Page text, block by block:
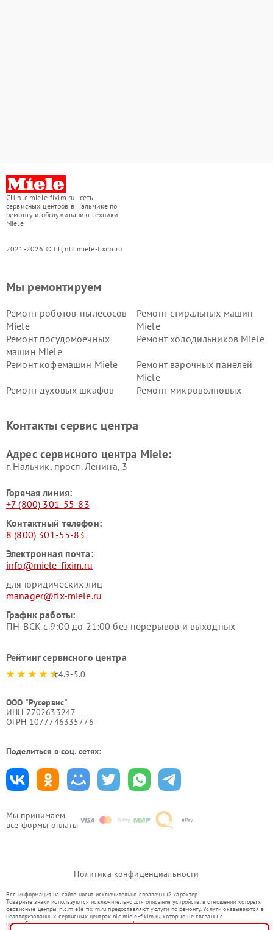
СЦ nlc.miele-fixim.ru - сеть
сервисных центров в Нальчике по
ремонту и обслуживанию техники
Miele
2021-2026 © СЦ nlc.miele-fixim.ru
Мы принимаем
все формы оплаты
Мы ремонтируем
Ремонт роботов-пылесосов
Miele
Ремонт стиральных машин
Miele
Ремонт посудомоечных
машин Miele
Ремонт холодильников Miele
Ремонт кофемашин Miele
Ремонт варочных панелей
Miele
Ремонт духовых шкафов
Ремонт микроволновых
Miele
Miele
пылесосов Miele
Контакты сервис центра
Адрес сервисного центра Miele:
г. Нальчик, просп. Ленина, 3
Горячая линия:
+7 (800) 301-55-83
Контактный телефон:
8 (800) 301-55-83
Электронная почта:
info@miele-fixim.ru
для юридических лиц
manager@fix-miele.ru
График работы:
ПН-ВСК с 9:00 до 21:00 без перерывов и выходных
Рейтинг сервисного центра
4.9-5.0
ООО "Русервис"
ИНН 7702633247
ОГРН 1077746335776
Поделиться в соц. сетях:
Политика конфиденциальности
Вся информация на сайте носит исключительно справочный характер.
Товарные знаки используются исключительно для описания устройств, в отношении которых
сервисные центры nlc.miele-fixim.ru предоставляют услуги по ремонту. Услуги оказываются в
неавторизованных сервисных центрах nlc.miele-fixim.ru, которые не связаны с
правообладателями товарных знаков или их официальными представителями.